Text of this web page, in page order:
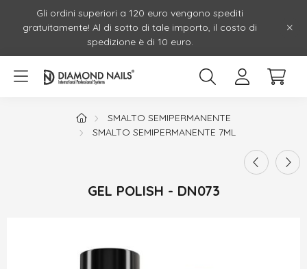
Gli ordini superiori a 120 euro vengono spediti
gratuitamente! Al di sotto di tale importo, il costo di
spedizione è di 10 euro.
SMALTO SEMIPERMANENTE
SMALTO SEMIPERMANENTE 7ML
GEL POLISH - DN073